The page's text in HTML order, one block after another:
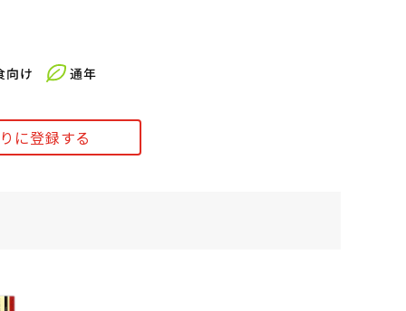
に登録する